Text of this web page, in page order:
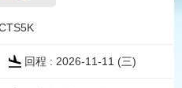
回程 : 2026-11-11 (三)